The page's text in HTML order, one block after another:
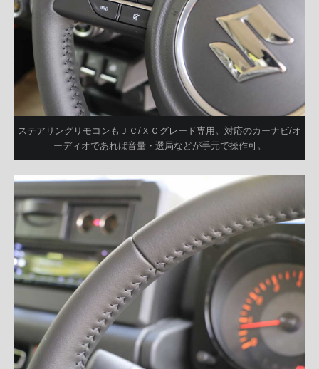
ステアリングリモコンもＪＣ/ＸＣグレード専用。対応のカーナビ/オ
ーディオであれば音量・選局などが手元で操作可。